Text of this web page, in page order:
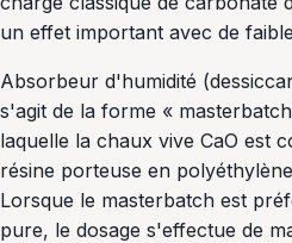
un effet important avec de
Absorbeur d'humidité
s'agit de la forme «
laquelle la chaux vive CaO est
résine porteuse en
Lorsque le masterbatch est
pure, le dosage s'effectue de